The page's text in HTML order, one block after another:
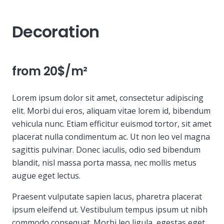
Decoration
from 20$/m²
Lorem ipsum dolor sit amet, consectetur adipiscing
elit. Morbi dui eros, aliquam vitae lorem id, bibendum
vehicula nunc. Etiam efficitur euismod tortor, sit amet
placerat nulla condimentum ac. Ut non leo vel magna
sagittis pulvinar. Donec iaculis, odio sed bibendum
blandit, nisl massa porta massa, nec mollis metus
augue eget lectus.
Praesent vulputate sapien lacus, pharetra placerat
ipsum eleifend ut. Vestibulum tempus ipsum ut nibh